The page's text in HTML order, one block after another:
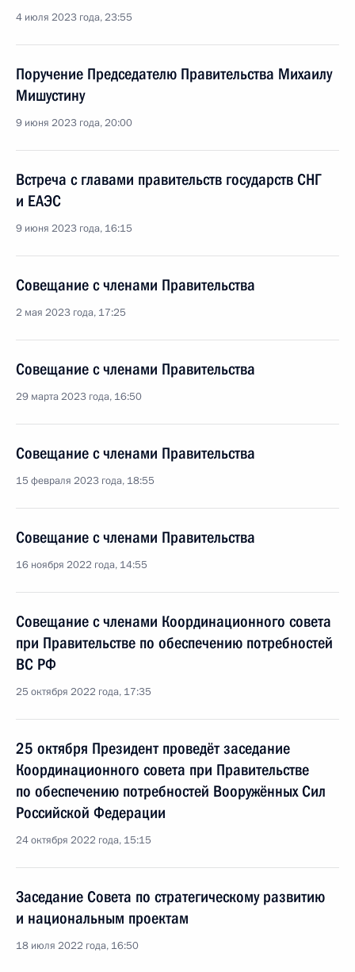
4 июля 2023 года, 23:55
Поручение Председателю Правительства Михаилу
Мишустину
9 июня 2023 года, 20:00
Встреча с главами правительств государств СНГ
и ЕАЭС
9 июня 2023 года, 16:15
Совещание с членами Правительства
2 мая 2023 года, 17:25
Совещание с членами Правительства
29 марта 2023 года, 16:50
Совещание с членами Правительства
15 февраля 2023 года, 18:55
Совещание с членами Правительства
16 ноября 2022 года, 14:55
Совещание с членами Координационного совета
при Правительстве по обеспечению потребностей
ВС РФ
25 октября 2022 года, 17:35
25 октября Президент проведёт заседание
Координационного совета при Правительстве
по обеспечению потребностей Вооружённых Сил
Российской Федерации
24 октября 2022 года, 15:15
Заседание Совета по стратегическому развитию
и национальным проектам
18 июля 2022 года, 16:50